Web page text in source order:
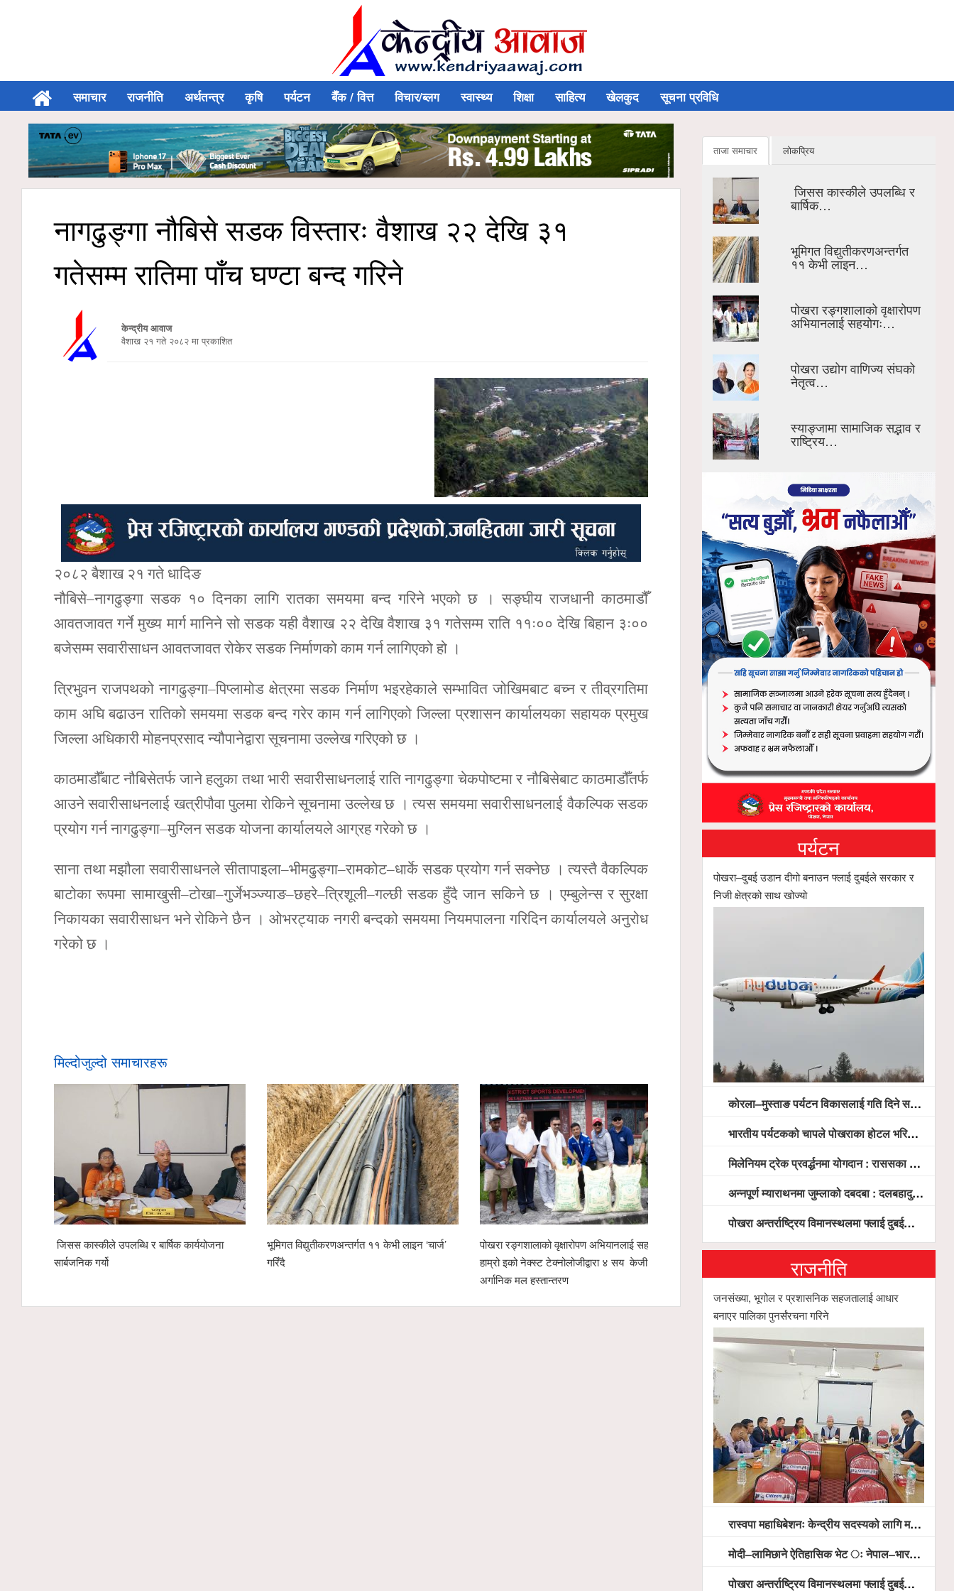
समाचार राजनीति अर्थतन्त्र कृषि पर्यटन बैँक / वित्त विचार/ब्लग स्वास्थ्य शिक्षा साहित्य खेलकुद सूचना प्रविधि
नागढुङ्गा नौबिसे सडक विस्तारः वैशाख २२ देखि ३१
गतेसम्म रातिमा पाँच घण्टा बन्द गरिने
केन्द्रीय आवाज
वैशाख २१ गते २०८२ मा प्रकाशित
२०८२ बैशाख २१ गते धादिङ
नौबिसे–नागढुङ्गा सडक १० दिनका लागि रातका समयमा बन्द गरिने भएको छ । सङ्घीय राजधानी काठमाडौँ
आवतजावत गर्ने मुख्य मार्ग मानिने सो सडक यही वैशाख २२ देखि वैशाख ३१ गतेसम्म राति ११ः०० देखि बिहान ३ः००
बजेसम्म सवारीसाधन आवतजावत रोकेर सडक निर्माणको काम गर्न लागिएको हो ।
त्रिभुवन राजपथको नागढुङ्गा–पिप्लामोड क्षेत्रमा सडक निर्माण भइरहेकाले सम्भावित जोखिमबाट बच्न र तीव्रगतिमा
काम अघि बढाउन रातिको समयमा सडक बन्द गरेर काम गर्न लागिएको जिल्ला प्रशासन कार्यालयका सहायक प्रमुख
जिल्ला अधिकारी मोहनप्रसाद न्यौपानेद्वारा सूचनामा उल्लेख गरिएको छ ।
काठमाडौँबाट नौबिसेतर्फ जाने हलुका तथा भारी सवारीसाधनलाई राति नागढुङ्गा चेकपोष्टमा र नौबिसेबाट काठमाडौँतर्फ
आउने सवारीसाधनलाई खत्रीपौवा पुलमा रोकिने सूचनामा उल्लेख छ । त्यस समयमा सवारीसाधनलाई वैकल्पिक सडक
प्रयोग गर्न नागढुङ्गा–मुग्लिन सडक योजना कार्यालयले आग्रह गरेको छ ।
साना तथा मझौला सवारीसाधनले सीतापाइला–भीमढुङ्गा–रामकोट–धार्के सडक प्रयोग गर्न सक्नेछ । त्यस्तै वैकल्पिक
बाटोका रूपमा सामाखुसी–टोखा–गुर्जेभञ्ज्याङ–छहरे–त्रिशूली–गल्छी सडक हुँदै जान सकिने छ । एम्बुलेन्स र सुरक्षा
निकायका सवारीसाधन भने रोकिने छैन । ओभरट्याक नगरी बन्दको समयमा नियमपालना गरिदिन कार्यालयले अनुरोध
गरेको छ ।
मिल्दोजुल्दो समाचारहरू
जिसस कास्कीले उपलब्धि र बार्षिक कार्ययोजना
सार्बजनिक गर्यो
भूमिगत विद्युतीकरणअन्तर्गत ११ केभी लाइन ‘चार्ज’
गरिँदै
पोखरा रङ्गशालाको वृक्षारोपण अभियानलाई सहयोगः
हाम्रो इको नेक्स्ट टेक्नोलोजीद्वारा ४ सय केजी
अर्गानिक मल हस्तान्तरण
पोखरा उद्योग वाणिज्य संघको नेतृत्व दौड रोचक बन्दै,
स्याङ्जामा
ताजा समाचार लोकप्रिय
जिसस कास्कीले उपलब्धि र
बार्षिक…
भूमिगत विद्युतीकरणअन्तर्गत
११ केभी लाइन…
पोखरा रङ्गशालाको वृक्षारोपण
अभियानलाई सहयोगः…
पोखरा उद्योग वाणिज्य संघको
नेतृत्व…
स्याङ्जामा सामाजिक सद्भाव र
राष्ट्रिय…
पर्यटन
पोखरा–दुबई उडान दीगो बनाउन फ्लाई दुबईले सरकार र
निजी क्षेत्रको साथ खोज्यो
कोरला–मुस्ताङ पर्यटन विकासलाई गति दिने सरकारको प्रतिबद्धता, स्थानीय सरोकारवालासँग व्यापक छलफल
भारतीय पर्यटकको चापले पोखराका होटल भरिभराउ
मिलेनियम ट्रेक प्रवर्द्धनमा योगदान : राससका वासुदेव पौडेललाई ‘मिलेनियम ट्रेक अवार्ड’ प्रदान गरिने
अन्नपूर्ण म्याराथनमा जुम्लाको दबदबा : दलबहादुर र मञ्जु च्याम्पियन, नगदसहित भव्य सम्मान
पोखरा अन्तर्राष्ट्रिय विमानस्थलमा फ्लाई दुबईको बढ्दो चासो, ६ घण्टा लामो प्राविधिक निरीक्षणपछि दैनिक उडानको ढोका खुल्दै
राजनीति
जनसंख्या, भूगोल र प्रशासनिक सहजतालाई आधार
बनाएर पालिका पुनर्संरचना गरिने
रास्वपा महाधिबेशनः केन्द्रीय सदस्यको लागि मतदान सम्पन्न,
मोदी–लामिछाने ऐतिहासिक भेट ः नेपाल–भारत सम्बन्धलाई नयाँ उचाइमा पु¥याउने साझा प्रतिबद्धता
पोखरा अन्तर्राष्ट्रिय विमानस्थलमा फ्लाई दुबईको बढ्दो चासो, ६ घण्टा लामो प्राविधिक निरीक्षणपछि दैनिक उडानको ढोका खुल्दै